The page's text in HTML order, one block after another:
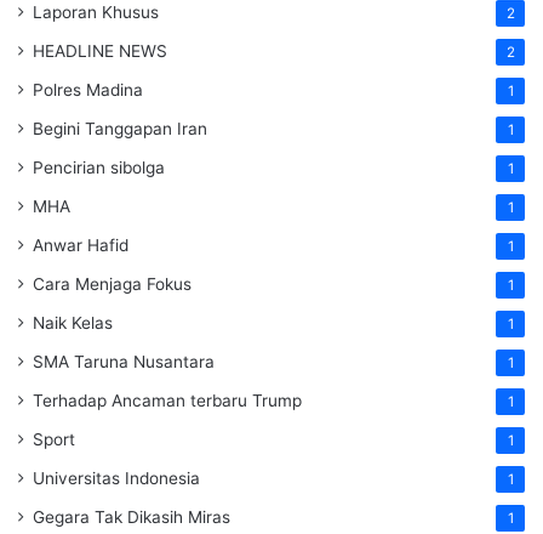
Laporan Khusus 2
HEADLINE NEWS 2
Polres Madina 1
Begini Tanggapan Iran 1
Pencirian sibolga 1
MHA 1
Anwar Hafid 1
Cara Menjaga Fokus 1
Naik Kelas 1
SMA Taruna Nusantara 1
Terhadap Ancaman terbaru Trump 1
Sport 1
Universitas Indonesia 1
Gegara Tak Dikasih Miras 1